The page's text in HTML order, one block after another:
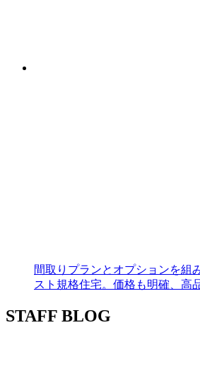
間取りプランとオプションを組
スト規格住宅。価格も明確、高
STAFF BLOG